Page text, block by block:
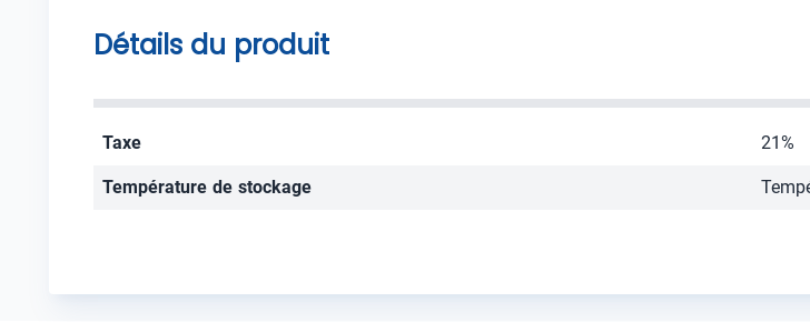
Détails du produit
Taxe 21%
Température de stockage